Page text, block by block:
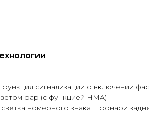
сигнализации о включении
фар (с функцией HMA)
номерного знака + фонари